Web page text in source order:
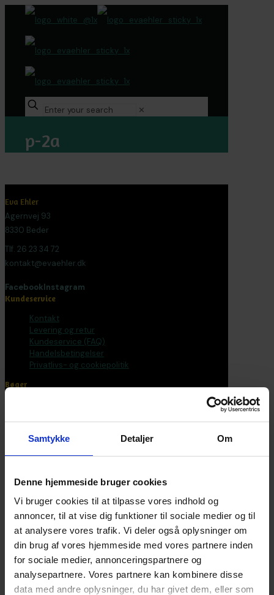
Samtykke Detaljer Om
Denne hjemmeside bruger cookies
Vi bruger cookies til at tilpasse vores indhold og
annoncer, til at vise dig funktioner til sociale medier og til
at analysere vores trafik. Vi deler også oplysninger om
din brug af vores hjemmeside med vores partnere inden
for sociale medier, annonceringspartnere og
analysepartnere. Vores partnere kan kombinere disse
data med andre oplysninger, du har givet dem, eller som
✕
p-2a
Eva Ehler
Agernvej 93
8330 Beder
Tlf. 26 23 34 72
kontakt@evaehler.dk
FacebookInstagram
Kundeservice
Kontakt
Levering og retur
Kundeservice (FAQ)
Handelsbetingelser
Privatlivs- og cookiepolitik
Bøger
Malebøger
Fantasirejser
Nyhedsbrev
Bliv en del af universet
Få magiske nyheder om bøger, malebøger og
inspiration direkte i din indbakke.